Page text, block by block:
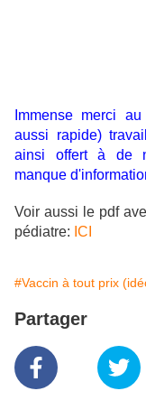
Immense merci
aussi rapide)
ainsi offert à de
manque
Voir aussi le pdf
pédiatre: ICI
#Vaccin à tout prix
Partager